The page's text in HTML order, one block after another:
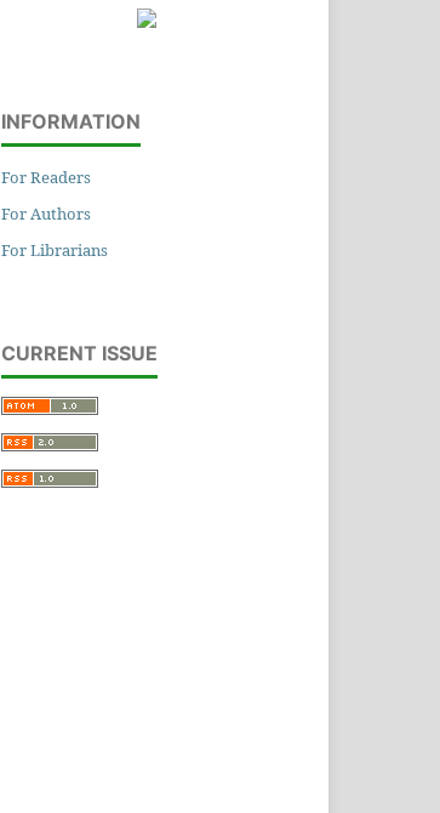
INFORMATION
For Readers
For Authors
For Librarians
CURRENT ISSUE